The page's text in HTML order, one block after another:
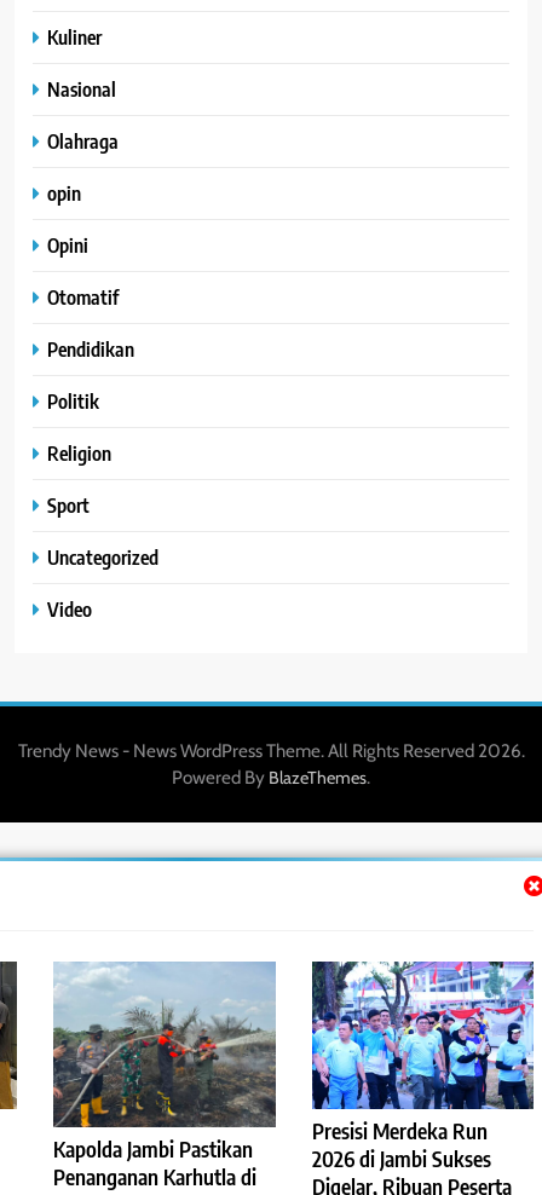
Kapolda Jambi Pastikan
Penanganan Karhutla di
Presisi Merdeka Run
2026 di Jambi Sukses
Digelar, Ribuan Peserta
Kuliner
Nasional
Olahraga
opin
Opini
Otomatif
Pendidikan
Politik
Religion
Sport
Uncategorized
Video
Trendy News - News WordPress Theme. All Rights Reserved 2026.
Powered By BlazeThemes.